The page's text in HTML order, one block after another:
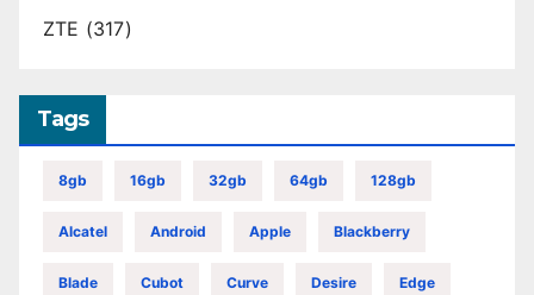
ZTE (317)
Tags
8gb 16gb 32gb 64gb 128gb
Alcatel Android Apple Blackberry
Blade Cubot Curve Desire Edge